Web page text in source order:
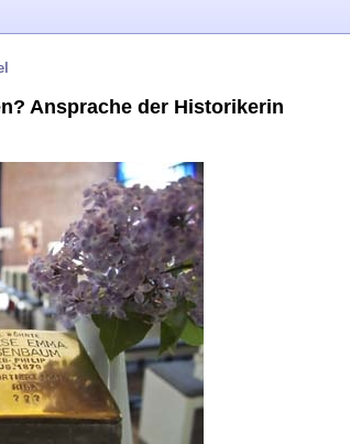
Ansprache der Historikerin